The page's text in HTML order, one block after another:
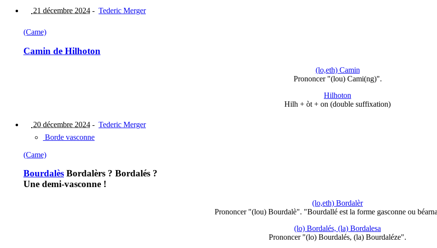
21 décembre 2024 - Tederic Merger
(Came)
Camin de Hilhoton
(lo,eth) Camin
Prononcer "(lou) Cami(ng)".
Hilhoton
Hilh + òt + on (double suffixation)
20 décembre 2024 - Tederic Merger
Borde vasconne
(Came)
Bourdalès Bordalèrs ? Bordalés ?
Une demi-vasconne !
(lo,eth) Bordalèr
Prononcer "(lou) Bourdalè". "Bourdallé est la forme gasconne ou
(lo) Bordalés, (la) Bordalesa
Prononcer "(lo) Bourdalés, (la) Bourdaléze".